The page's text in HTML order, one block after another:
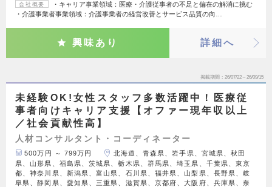
会社概要
・キャリア事業領域：医療・介護従事者の不足と偏在の解消に挑む
・介護事業者事業領域：介護事業者の経営改善とサービス品質の向…
興味あり 詳細へ
掲載期間 26/07/22～26/09/15
未経験OK!女性スタッフ多数活躍中！医療従
事者向けキャリア支援【オファー現年収以上
／社会貢献性高】
人材コンサルタント・コーディネーター
500万円 ～ 799万円
北海道、青森県、岩手県、宮城県、秋田
県、山形県、福島県、茨城県、栃木県、群馬県、埼玉県、千葉県、東京
都、神奈川県、新潟県、富山県、石川県、福井県、山梨県、長野県、岐
阜県、静岡県、愛知県、三重県、滋賀県、京都府、大阪府、兵庫県、奈